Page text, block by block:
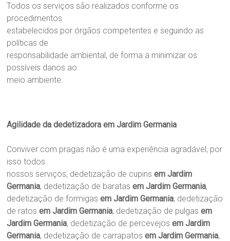
Todos os serviços são realizados conforme os
procedimentos
estabelecidos por órgãos competentes e seguindo as
políticas de
responsabilidade ambiental, de forma a minimizar os
possíveis danos ao
meio ambiente.
Agilidade da dedetizadora em Jardim Germania
Conviver com pragas não é uma experiência agradável, por
isso todos
nossos serviços, dedetização de cupins em Jardim
Germania, dedetização de baratas em Jardim Germania,
dedetização de formigas em Jardim Germania, dedetização
de ratos em Jardim Germania, dedetização de pulgas em
Jardim Germania, dedetização de percevejos em Jardim
Germania, dedetização de carrapatos em Jardim Germania,